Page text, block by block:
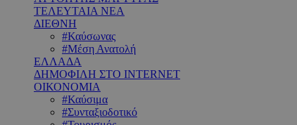
ΤΕΛΕΥΤΑΙΑ ΝΕΑ
ΔΙΕΘΝΗ
#Καύσωνας
#Μέση Ανατολή
ΕΛΛΑΔΑ
ΔΗΜΟΦΙΛΗ ΣΤΟ INTERNET
ΟΙΚΟΝΟΜΙΑ
#Καύσιμα
#Συνταξιοδοτικό